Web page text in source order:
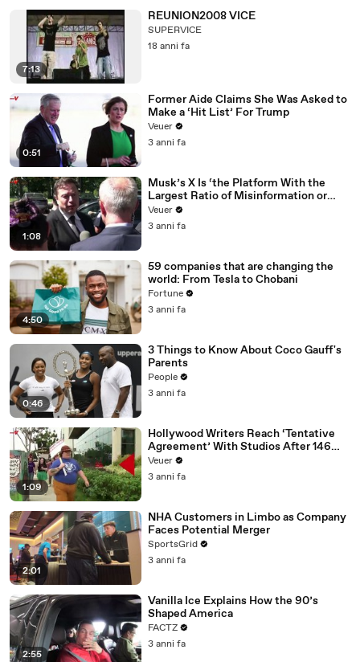
7:13
REUNION2008 VICE
SUPERVICE
18 anni fa
0:51
Former Aide Claims She Was Asked to
Make a ‘Hit List’ For Trump
Veuer
3 anni fa
1:08
Musk’s X Is ‘the Platform With the
Largest Ratio of Misinformation or
Disinformation’ Amongst All Social
Media Platforms
Veuer
3 anni fa
4:50
59 companies that are changing the
world: From Tesla to Chobani
Fortune
3 anni fa
0:46
3 Things to Know About Coco Gauff's
Parents
People
3 anni fa
1:09
Hollywood Writers Reach ‘Tentative
Agreement’ With Studios After 146
Day Strike
Veuer
3 anni fa
2:01
NHA Customers in Limbo as Company
Faces Potential Merger
SportsGrid
3 anni fa
2:55
Vanilla Ice Explains How the 90’s
Shaped America
FACTZ
3 anni fa